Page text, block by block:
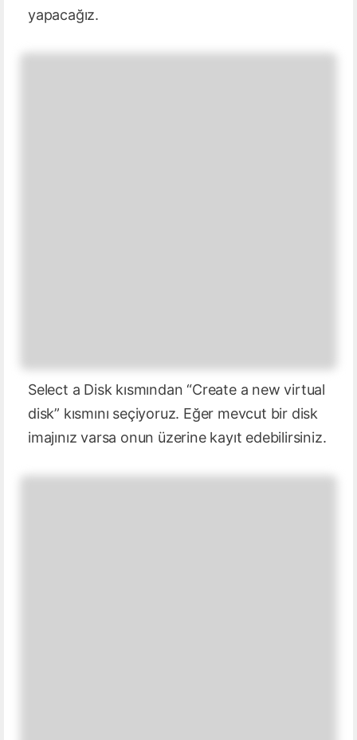
yapacağız.
Select a Disk kısmından “Create a new virtual
disk” kısmını seçiyoruz. Eğer mevcut bir disk
imajınız varsa onun üzerine kayıt edebilirsiniz.